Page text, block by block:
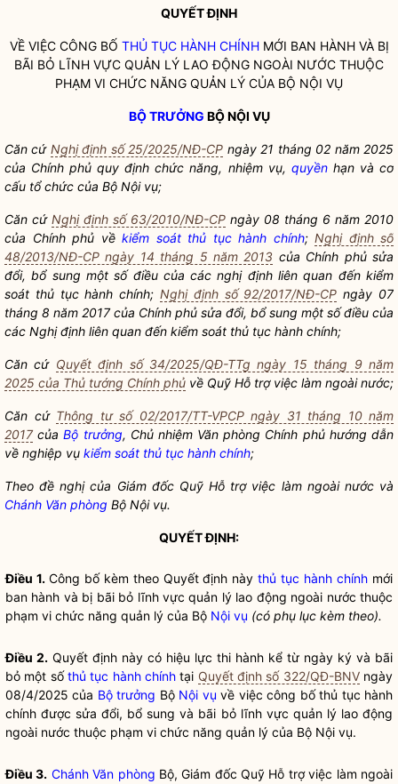
QUYẾT ĐỊNH
VỀ VIỆC CÔNG BỐ THỦ TỤC HÀNH CHÍNHMỚI BAN HÀNH VÀ BỊ
BÃI BỎ LĨNH VỰC QUẢN LÝ LAO ĐỘNG NGOÀI NƯỚC THUỘC
PHẠM VI CHỨC NĂNG QUẢN LÝ CỦA BỘ NỘI VỤ
BỘ TRƯỞNG BỘNỘI VỤ
Căn cứ Nghị định số 25/2025/NĐ-CP ngày 21 tháng 02 năm 2025
của Chính phủ quy định chức năng, nhiệm vụ, quyềnhạn và cơ
cấu tổ chức của Bộ Nội vụ;
Căn cứ Nghị định số 63/2010/NĐ-CP ngày 08 tháng 6 năm 2010
của Chính phủ về kiểm soát thủ tục hành chính; Nghị định số
48/2013/NĐ-CP ngày 14 tháng 5 năm 2013 của Chính phủ sửa
đổi, bổ sung một số điều của các nghị định liên quan đến kiểm
soát thủ tục hành chính;Nghị định số 92/2017/NĐ-CP ngày 07
tháng 8 năm 2017 của Chính phủ sửa đổi, bổ sung một số điều của
các Nghị định liên quan đến kiểm soát thủ tục hành chính;
Căn cứ Quyết định số 34/2025/QĐ-TTg ngày 15 tháng 9 năm
2025 của Thủ tướng Chính phủ về Quỹ Hỗ trợ việc làm ngoài nước;
Căn cứ Thông tư số 02/2017/TT-VPCP ngày 31 tháng 10 năm
2017củaBộ trưởng, Chủ nhiệm Văn phòng Chính phủ hướng dẫn
về nghiệp vụ kiểm soát thủ tục hành chính;
Theo đề nghị của Giám đốc Quỹ Hỗ trợ việc làm ngoài nước và
Chánh Văn phòng Bộ Nội vụ.
QUYẾT ĐỊNH:
Điều 1. Công bố kèm theo Quyết định nàythủ tục hành chính mới
ban hành và bị bãi bỏ lĩnh vực quản lý lao động ngoài nước thuộc
phạm vi chức năng quản lý của Bộ Nội vụ (có phụ lục kèm theo).
Điều 2. Quyết định này có hiệu lực thi hành kể từ ngày ký và bãi
bỏ một sốthủ tục hành chính tại Quyết định số 322/QĐ-BNVngày
08/4/2025 của Bộ trưởng Bộ Nội vụ về việc công bốthủ tục hành
chính được sửa đổi, bổ sung và bãi bỏ lĩnh vực quản lý lao động
ngoài nước thuộc phạm vi chức năng quản lý của Bộ Nội vụ.
Điều 3. Chánh Văn phòng Bộ, Giám đốc Quỹ Hỗ trợ việc làm ngoài